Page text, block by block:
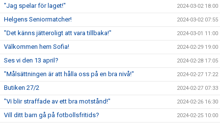
"Jag spelar för laget!" 2024-03-02 18:00
Helgens Seniormatcher! 2024-03-02 07:55
"Det känns jätteroligt att vara tillbaka!" 2024-03-01 11:00
Välkommen hem Sofia! 2024-02-29 19:00
Ses vi den 13 april? 2024-02-28 17:05
"Målsättningen är att hålla oss på en bra nivå!" 2024-02-27 17:22
Butiken 27/2 2024-02-27 07:33
"Vi blir straffade av ett bra motstånd!" 2024-02-26 16:30
Vill ditt barn gå på fotbollsfritids? 2024-02-25 10:00